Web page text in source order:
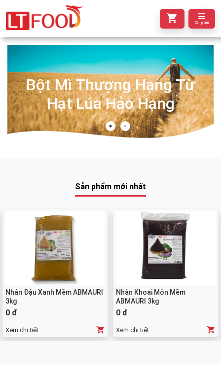
Sản phẩm
Bột Mì Thượng Hạng Từ
Hạt Lúa Hảo Hạng
Sản phẩm mới nhất
Nhân Đậu Xanh Mềm ABMAURI
3kg
0 đ
Xem chi tiết
Nhân Khoai Môn Mềm
ABMAURI 3kg
0 đ
Xem chi tiết